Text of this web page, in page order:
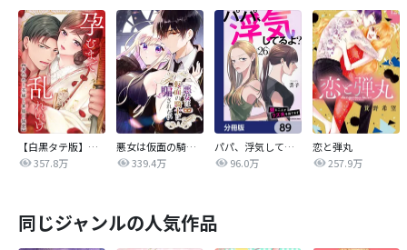
【白黒タテ版】孕むまで乱れいけ～身代わり花嫁と軍服の猛愛
357.8万
悪女は仮面の騎士に騙されない
339.4万
パパ、浮気してるよ？娘と二人でクズ夫を捨てます【分冊版】
96.0万
恋と弾丸
257.9万
同じジャンルの人気作品